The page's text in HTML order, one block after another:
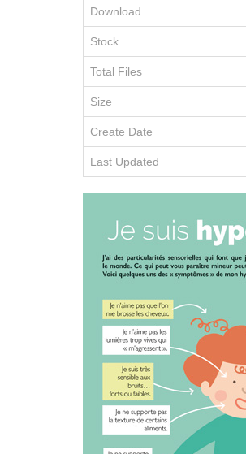
Download
Stock
Total Files
Size
Create Date
Last Updated